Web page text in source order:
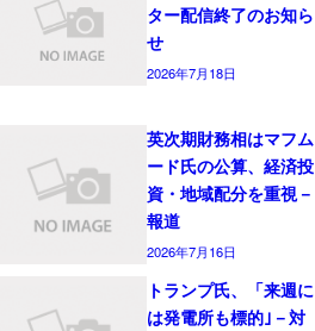
ター配信終了のお知ら
せ
2026年7月18日
英次期財務相はマフム
ード氏の公算、経済投
資・地域配分を重視－
報道
2026年7月16日
トランプ氏、「来週に
は発電所も標的｣－対